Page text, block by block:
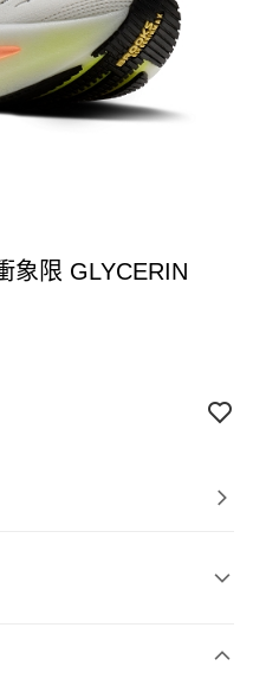
象限 GLYCERIN